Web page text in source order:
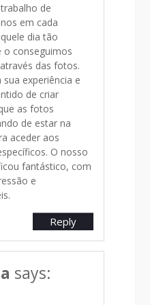
de
em cada
dia tão
o conseguimos
das fotos.
experiência e
de criar
as fotos
de estar na
aceder aos
O nosso
fantástico, com
e
Reply
says: